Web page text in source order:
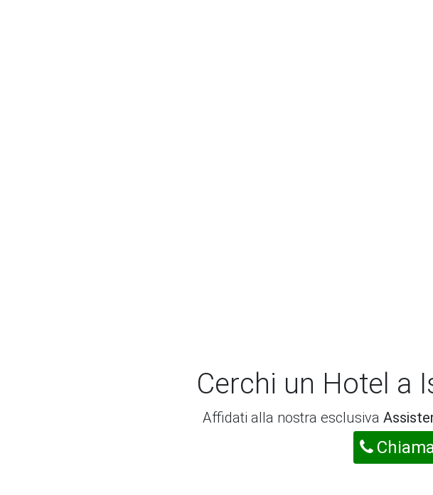
Cerchi un Hotel a
Affidati alla nostra esclusiva